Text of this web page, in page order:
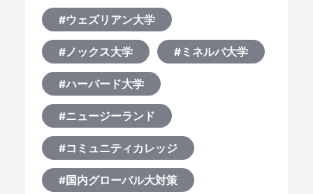
HOME
なぜ海外進学か？
どうやって？
#ウェズリアン大学
#ノックス大学 #ミネルバ大学
#ハーバード大学
#ニュージーランド
#コミュニティカレッジ
#国内グローバル大対策